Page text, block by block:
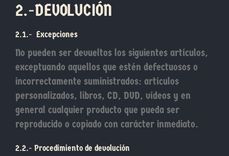
2.-DEVOLUCIÓN
2.1.- Excepciones
No pueden ser devueltos los siguientes artículos,
exceptuando aquellos que estén defectuosos o
incorrectamente suministrados: artículos
personalizados, libros, CD, DVD, vídeos y en
general cualquier producto que pueda ser
reproducido o copiado con carácter inmediato.
2.2.- Procedimiento de devolución